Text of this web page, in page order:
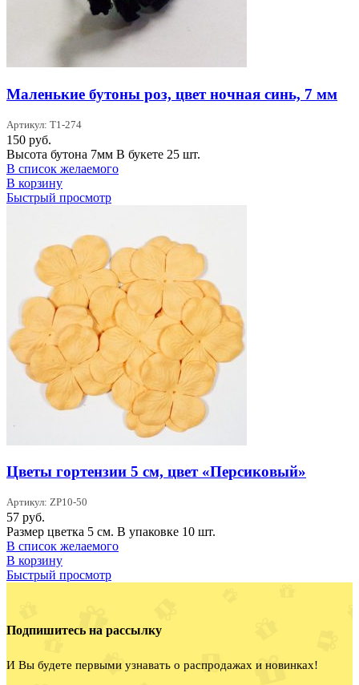
Маленькие бутоны роз, цвет ночная синь, 7 мм
Артикул: T1-274
150 руб.
Высота бутона 7мм В букете 25 шт.
В список желаемого
В корзину
Быстрый просмотр
Цветы гортензии 5 см, цвет «Персиковый»
Артикул: ZP10-50
57 руб.
Размер цветка 5 см. В упаковке 10 шт.
В список желаемого
В корзину
Быстрый просмотр
Подпишитесь на рассылку
И Вы будете первыми узнавать о распродажах и новинках!